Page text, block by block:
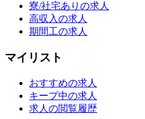
寮/社宅ありの求人
高収入の求人
期間工の求人
マイリスト
おすすめの求人
キープ中の求人
求人の閲覧履歴